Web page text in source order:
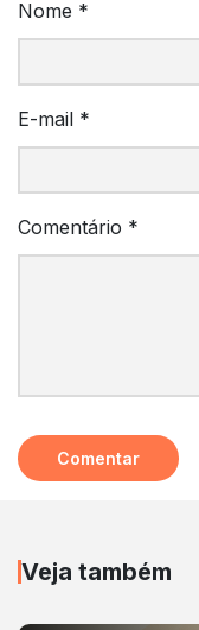
Comentário *
Nome *
E-mail *
Veja também